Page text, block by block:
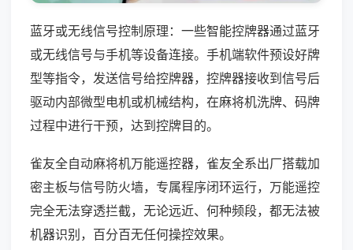
蓝牙或无线信号控制原理：一些智能控牌器通过蓝牙
或无线信号与手机等设备连接。手机端软件预设好牌
型等指令，发送信号给控牌器，控牌器接收到信号后
驱动内部微型电机或机械结构，在麻将机洗牌、码牌
过程中进行干预，达到控牌目的。
雀友全自动麻将机万能遥控器，雀友全系出厂搭载加
密主板与信号防火墙，专属程序闭环运行，万能遥控
完全无法穿透拦截，无论远近、何种频段，都无法被
机器识别，百分百无任何操控效果。